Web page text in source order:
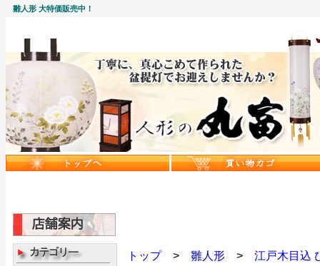
雛人形 大特価販売中！
トップ> 雛人形> 江戸木目込